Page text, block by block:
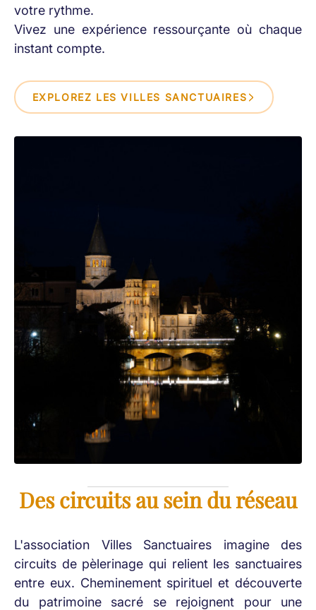
votre rythme.
Vivez une expérience ressourçante où chaque
instant compte.
EXPLOREZ LES VILLES SANCTUAIRES
Des circuits au sein du réseau
L'association Villes Sanctuaires imagine des
circuits de pèlerinage qui relient les sanctuaires
entre eux. Cheminement spirituel et découverte
du patrimoine sacré se rejoignent pour une